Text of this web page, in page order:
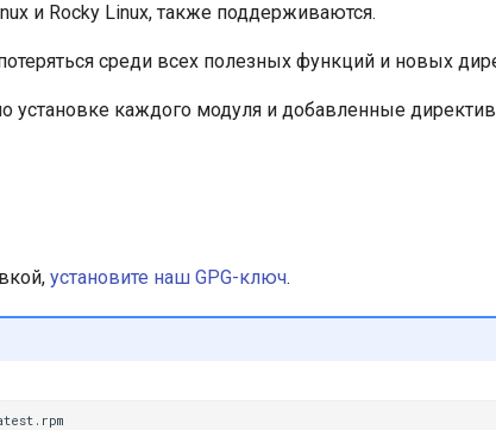
и Rocky Linux, также поддерживаются.
среди всех полезных функций и новых
установке каждого модуля и добавленные
установите наш GPG-ключ.